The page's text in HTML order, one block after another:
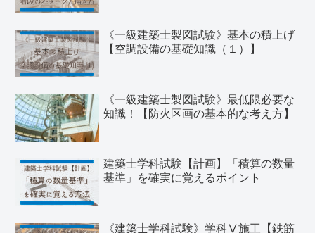
《一級建築士製図試験》基本の積上げ
【空調設備の基礎知識（１）】
《一級建築士製図試験》最低限必要な
知識！【防火区画の基本的な考え方】
建築士学科試験【計画】「積算の数量
基準」を確実に覚えるポイント
《建築士学科試験》学科Ⅴ施工【鉄筋